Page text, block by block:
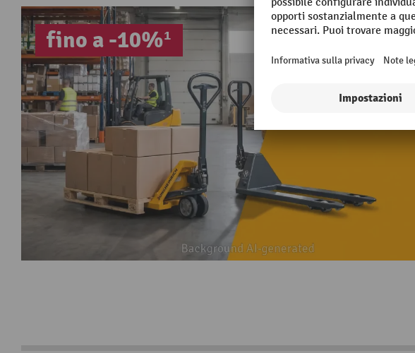
fino a -10%¹